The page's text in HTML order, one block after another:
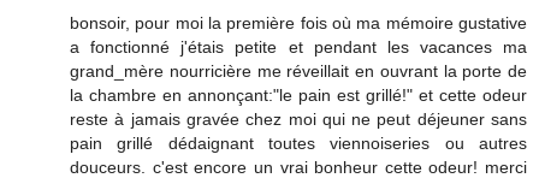
bonsoir, pour moi la première fois où ma mémoire gustative
a fonctionné j'étais petite et pendant les vacances ma
grand_mère nourricière me réveillait en ouvrant la porte de
la chambre en annonçant:"le pain est grillé!" et cette odeur
reste à jamais gravée chez moi qui ne peut déjeuner sans
pain grillé dédaignant toutes viennoiseries ou autres
douceurs. c'est encore un vrai bonheur cette odeur! merci